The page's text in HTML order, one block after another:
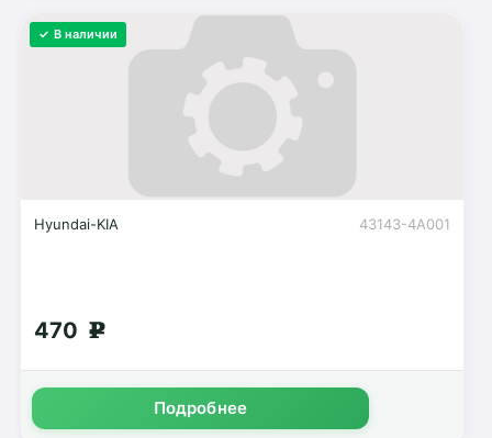
✓ В наличии
43143-4A001
Hyundai-KIA
470 g
Подробнее